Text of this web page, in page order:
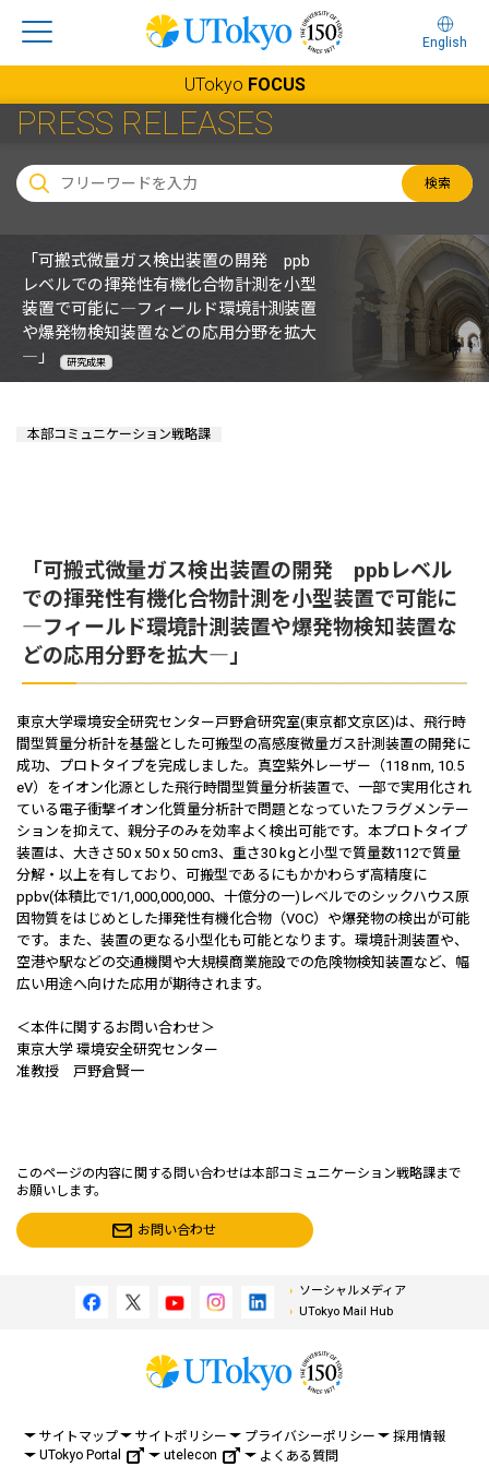
English
UTokyo FOCUS
PRESS RELEASES
検索
「可搬式微量ガス検出装置の開発 ppb
レベルでの揮発性有機化合物計測を小型
装置で可能に―フィールド環境計測装置
や爆発物検知装置などの応用分野を拡大
―」
研究成果
本部コミュニケーション戦略課
「可搬式微量ガス検出装置の開発 ppbレベル
での揮発性有機化合物計測を小型装置で可能に
―フィールド環境計測装置や爆発物検知装置な
どの応用分野を拡大―」
東京大学環境安全研究センター戸野倉研究室(東京都文京区)は、飛行時
間型質量分析計を基盤とした可搬型の高感度微量ガス計測装置の開発に
成功、プロトタイプを完成しました。真空紫外レーザー（118 nm, 10.5
eV）をイオン化源とした飛行時間型質量分析装置で、一部で実用化され
ている電子衝撃イオン化質量分析計で問題となっていたフラグメンテー
ションを抑えて、親分子のみを効率よく検出可能です。本プロトタイプ
装置は、大きさ50 x 50 x 50 cm3、重さ30 kgと小型で質量数112で質量
分解・以上を有しており、可搬型であるにもかかわらず高精度に
ppbv(体積比で1/1,000,000,000、十億分の一)レベルでのシックハウス原
因物質をはじめとした揮発性有機化合物（VOC）や爆発物の検出が可能
です。また、装置の更なる小型化も可能となります。環境計測装置や、
空港や駅などの交通機関や大規模商業施設での危険物検知装置など、幅
広い用途へ向けた応用が期待されます。
＜本件に関するお問い合わせ＞
東京大学 環境安全研究センター
准教授 戸野倉賢一
このページの内容に関する問い合わせは本部コミュニケーション戦略課まで
お願いします。
お問い合わせ
ソーシャルメディア
UTokyo Mail Hub
サイトマップ サイトポリシー プライバシーポリシー
採用情報
UTokyo Portal
utelecon よくある質問